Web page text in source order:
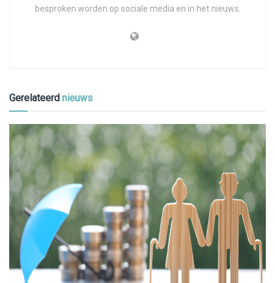
besproken worden op sociale media en in het nieuws.
Gerelateerd nieuws